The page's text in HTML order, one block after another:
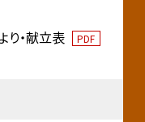
り・献立表 PDF